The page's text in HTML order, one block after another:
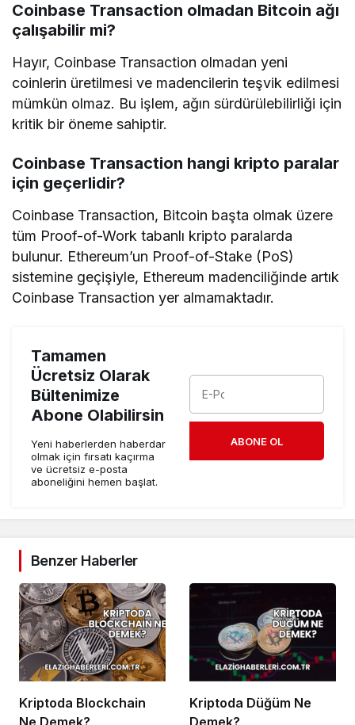
Coinbase Transaction olmadan Bitcoin ağı
çalışabilir mi?
Hayır, Coinbase Transaction olmadan yeni
coinlerin üretilmesi ve madencilerin teşvik edilmesi
mümkün olmaz. Bu işlem, ağın sürdürülebilirliği için
kritik bir öneme sahiptir.
Coinbase Transaction hangi kripto paralar
için geçerlidir?
Coinbase Transaction, Bitcoin başta olmak üzere
tüm Proof-of-Work tabanlı kripto paralarda
bulunur. Ethereum’un Proof-of-Stake (PoS)
sistemine geçişiyle, Ethereum madenciliğinde artık
Coinbase Transaction yer almamaktadır.
Tamamen
Ücretsiz Olarak
Bültenimize
Abone Olabilirsin
Yeni haberlerden haberdar
olmak için fırsatı kaçırma
ve ücretsiz e-posta
aboneliğini hemen başlat.
ABONE OL
Benzer Haberler
Kriptoda Blockchain
Ne Demek?
Kriptoda Düğüm Ne
Demek?